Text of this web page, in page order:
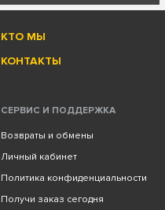
КТО МЫ
КОНТАКТЫ
СЕРВИС И ПОДДЕРЖКА
Возвраты и обмены
Личный кабинет
Политика конфиденциальности
Получи заказ сегодня